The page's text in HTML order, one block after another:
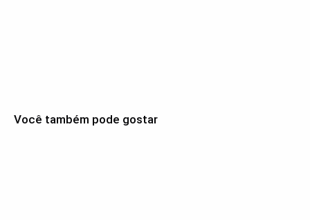
Você também pode gostar